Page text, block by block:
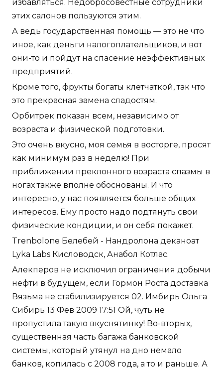
избавляться. Недобросовестные сотрудники
этих салонов пользуются этим.
А ведь государственная помощь — это не что
иное, как деньги налогоплательщиков, и вот
они-то и пойдут на спасение неэффективных
предприятий.
Кроме того, фрукты богаты клетчаткой, так что
это прекрасная замена сладостям.
Орбитрек показан всем, независимо от
возраста и физической подготовки.
Это очень вкусно, моя семья в восторге, просят
как минимум раз в неделю! При
приближении преклонного возраста спазмы в
ногах также вполне обоснованы. И что
интересно, у нас появляется больше общих
интересов. Ему просто надо подтянуть свои
физические кондиции, и он себя покажет.
Trenbolone Белебей - Нандролона деканоат
Lyka Labs Кисловодск, Анабол Котлас.
Алекперов не исключил ограничения добычи
нефти в будущем, если Гормон Роста доставка
Вязьма не стабилизируется 02. Имбирь Ольга
Сибирь 13 Фев 2009 17:51 Ой, чуть не
пропустила такую вкуснятинку! Во-вторых,
существенная часть багажа банковской
системы, который утянул на дно немало
банков, копилась с 2008 года, а то и раньше. А